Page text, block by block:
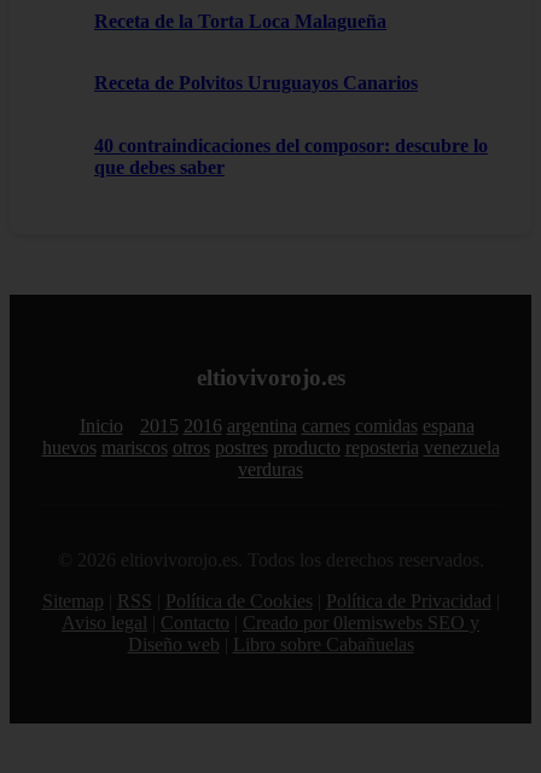
Receta de la Torta Loca Malagueña
Receta de Polvitos Uruguayos Canarios
40 contraindicaciones del composor: descubre lo
que debes saber
eltiovivorojo.es
Inicio 2015 2016 argentina carnes comidas espana
huevos mariscos otros postres producto reposteria venezuela
verduras
© 2026 eltiovivorojo.es. Todos los derechos reservados.
Sitemap
RSS Política de Cookies Política de Privacidad
Aviso legal
Contacto
Creado por 0lemiswebs SEO y
Diseño web
Libro sobre Cabañuelas